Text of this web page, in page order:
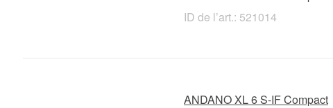
ID de l’art.: 521014
ANDANO XL 6 S-IF Compact